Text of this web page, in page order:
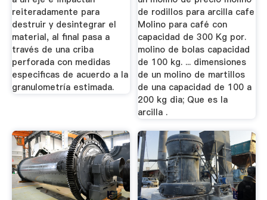
reiteradamente para
destruir y desintegrar el
material, al final pasa a
través de una criba
perforada con medidas
especificas de acuerdo a la
granulometría estimada.
de rodillos para arcilla cafe
Molino para café con
capacidad de 300 Kg por.
molino de bolas capacidad
de 100 kg. ... dimensiones
de un molino de martillos
de una capacidad de 100 a
200 kg dia; Que es la
arcilla .